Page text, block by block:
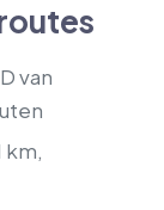
van
km,